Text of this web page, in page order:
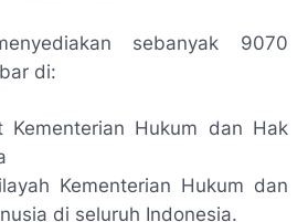
sebanyak 9070
di:
Kementerian Hukum dan Hak
Kementerian Hukum dan
di seluruh Indonesia.